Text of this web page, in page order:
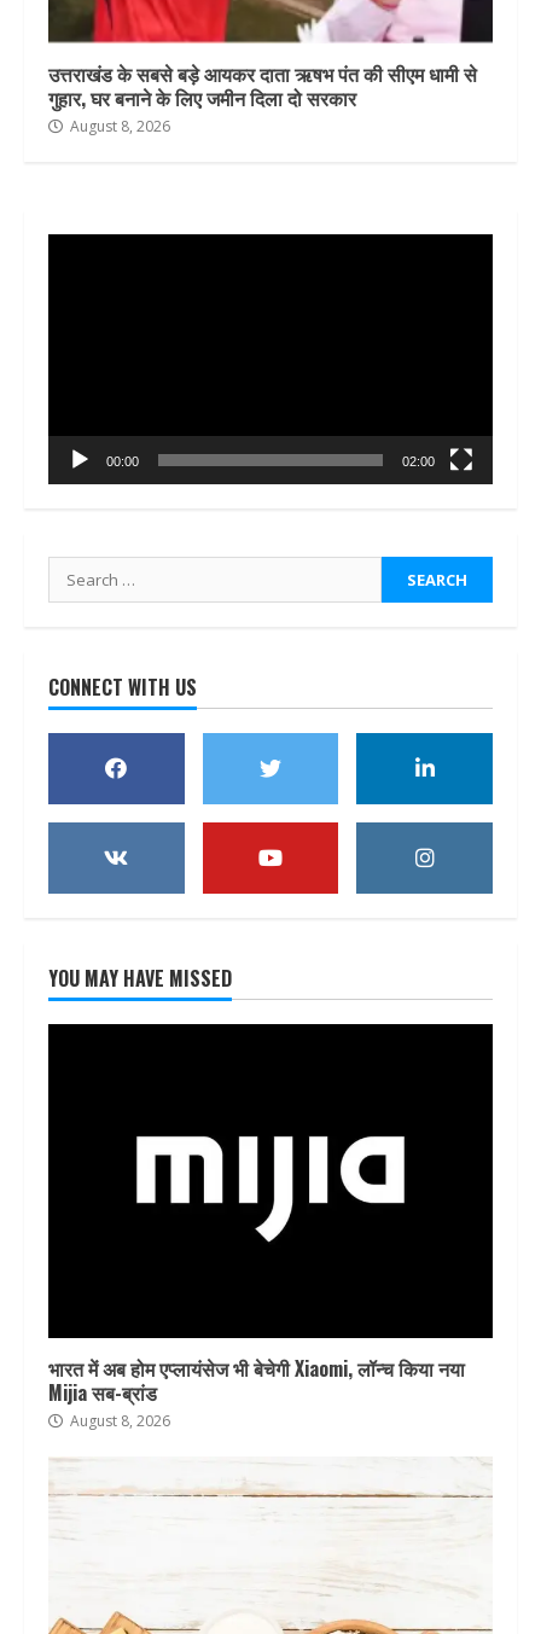
उत्तराखंड के सबसे बड़े आयकर दाता ऋषभ पंत की सीएम धामी से
गुहार, घर बनाने के लिए जमीन दिला दो सरकार
August 8, 2026
00:00 02:00
Search
for:
CONNECT WITH US
YOU MAY HAVE MISSED
भारत में अब होम एप्लायंसेज भी बेचेगी Xiaomi, लॉन्च किया नया
Mijia सब-ब्रांड
August 8, 2026